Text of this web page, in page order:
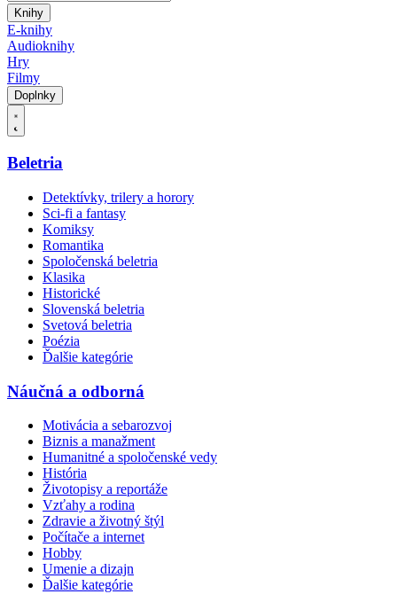
Knihy
E-knihy
Audioknihy
Hry
Filmy
Doplnky
Beletria
Detektívky, trilery a horory
Sci-fi a fantasy
Komiksy
Romantika
Spoločenská beletria
Klasika
Historické
Slovenská beletria
Svetová beletria
Poézia
Ďalšie kategórie
Náučná a odborná
Motivácia a sebarozvoj
Biznis a manažment
Humanitné a spoločenské vedy
História
Životopisy a reportáže
Vzťahy a rodina
Zdravie a životný štýl
Počítače a internet
Hobby
Umenie a dizajn
Ďalšie kategórie